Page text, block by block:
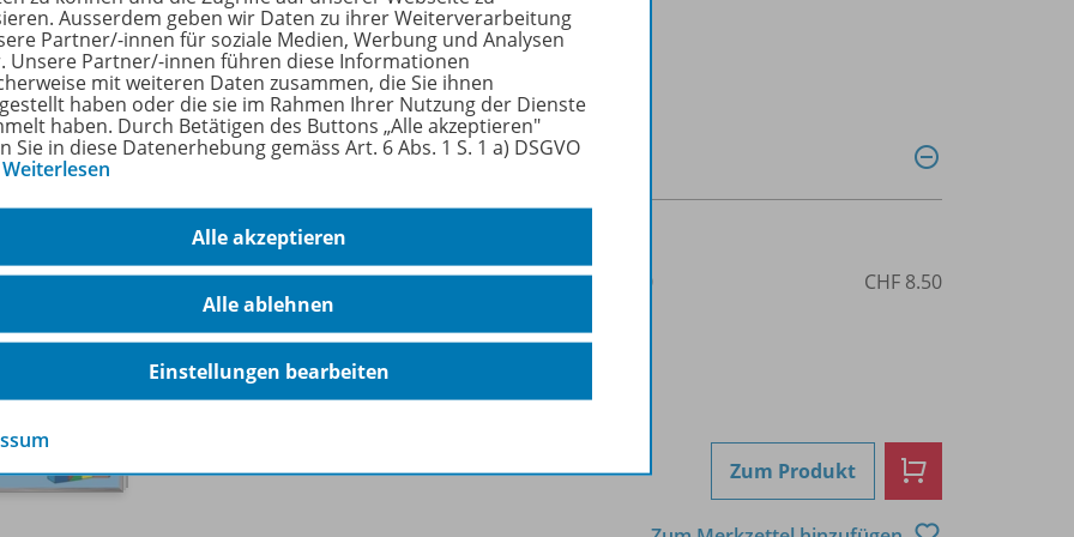
Sie mehr über die Reihe
Produkte
bambinoLÜK
2/3/4 Jahre
Vorschulspiele mit Elefant und Hase
Lieferbar
978-3-8377-7669-0 CHF 8.50
Zum Produkt
Ausserdem geben wir Daten zu ihrer Weiterverarbeitung
Partner/-innen für soziale Medien, Werbung und Analysen
Unsere Partner/-innen führen diese Informationen
mit weiteren Daten zusammen, die Sie ihnen
haben oder die sie im Rahmen Ihrer Nutzung der Dienste
haben. Durch Betätigen des Buttons „Alle akzeptieren"
Sie in diese Datenerhebung gemäss Art. 6 Abs. 1 S. 1 a) DSGVO
Weiterlesen
Alle akzeptieren
Alle ablehnen
Einstellungen bearbeiten